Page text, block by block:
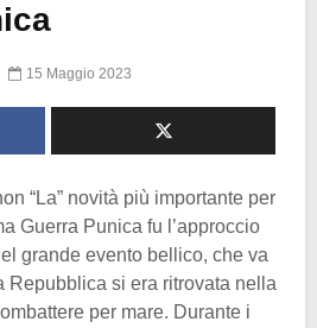
15 Maggio 2023
“La” novità più importante per
Guerra Punica fu l’approccio
grande evento bellico, che va
Repubblica si era ritrovata nella
per mare. Durante i